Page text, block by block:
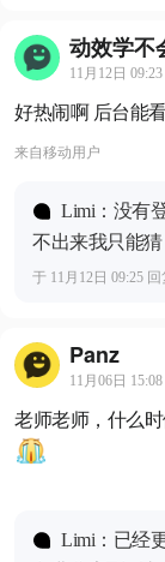
动效学不
11月12日 09:23
好热闹啊 后台能
来自移动用户
Limi：没有
不出来我只能猜
于 11月12日 09:25 回
Panz
11月06日 15:08
老师老师，什么
Limi：已经